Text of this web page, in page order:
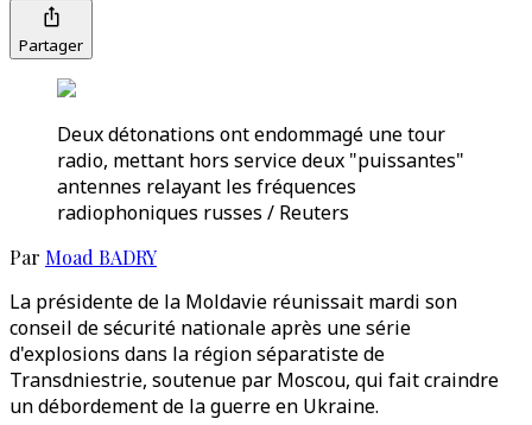
Partager
Deux détonations ont endommagé une tour
radio, mettant hors service deux "puissantes"
antennes relayant les fréquences
radiophoniques russes / Reuters
Par Moad BADRY
La présidente de la Moldavie réunissait mardi son
conseil de sécurité nationale après une série
d'explosions dans la région séparatiste de
Transdniestrie, soutenue par Moscou, qui fait craindre
un débordement de la guerre en Ukraine.